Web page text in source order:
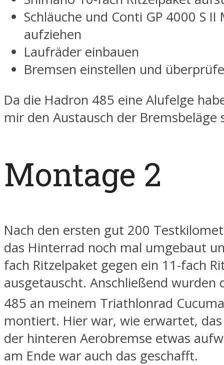
Schläuche und Conti GP 4000 S II
aufziehen
Laufräder einbauen
Bremsen einstellen und
Da die Hadron 485 eine Alufelge
mir den Austausch der Bremsbeläge
Montage 2
Nach den ersten gut 200
das Hinterrad noch mal umgebaut
fach Ritzelpaket gegen ein 11-fach
ausgetauscht. Anschließend wurden
485 an meinem Triathlonrad
montiert. Hier war, wie erwartet,
der hinteren Aerobremse etwas
am Ende war auch das geschafft.